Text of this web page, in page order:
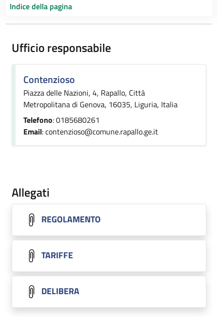
Indice della pagina
Ufficio responsabile
Contenzioso
Piazza delle Nazioni, 4, Rapallo, Città
Metropolitana di Genova, 16035, Liguria, Italia
Telefono: 0185680261
Email: contenzioso@comune.rapallo.ge.it
Allegati
REGOLAMENTO
TARIFFE
DELIBERA